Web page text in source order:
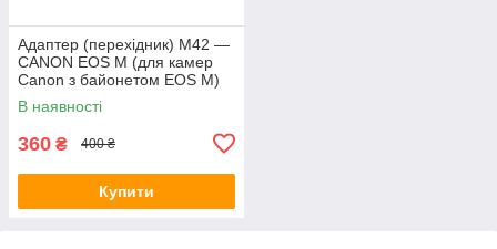
Адаптер (перехідник) M42 —
CANON EOS M (для камер
Canon з байонетом EOS M)
для EOS M, M3, M10, M5,
M6, M50
В наявності
360 ₴ 400 ₴
Купити